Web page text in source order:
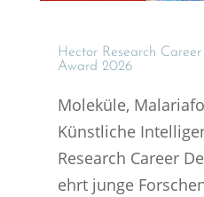
Hector Research
Award 2026
Moleküle,
Künstliche
Research Career
ehrt junge